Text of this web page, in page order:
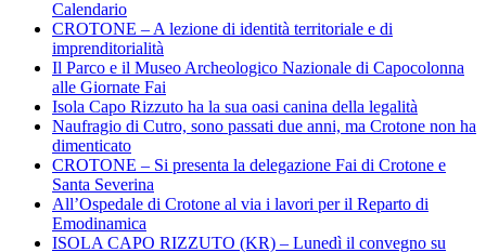
Calendario
CROTONE – A lezione di identità territoriale e di
imprenditorialità
Il Parco e il Museo Archeologico Nazionale di Capocolonna
alle Giornate Fai
Isola Capo Rizzuto ha la sua oasi canina della legalità
Naufragio di Cutro, sono passati due anni, ma Crotone non ha
dimenticato
CROTONE – Si presenta la delegazione Fai di Crotone e
Santa Severina
All’Ospedale di Crotone al via i lavori per il Reparto di
Emodinamica
ISOLA CAPO RIZZUTO (KR) – Lunedì il convegno su